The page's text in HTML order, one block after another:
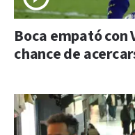
Boca empató con
chance de